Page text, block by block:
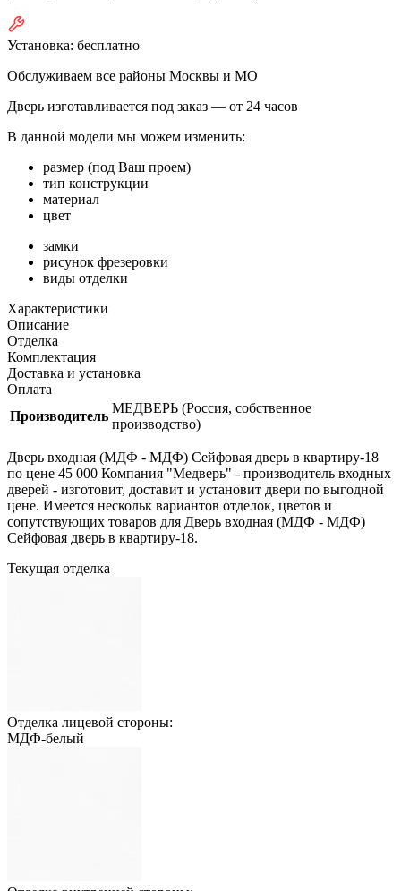
Установка: бесплатно
Обслуживаем все районы Москвы и МО
Дверь изготавливается под заказ — от 24 часов
В данной модели мы можем изменить:
размер (под Ваш проем)
тип конструкции
материал
цвет
замки
рисунок фрезеровки
виды отделки
Характеристики
Описание
Отделка
Комплектация
Доставка и установка
Оплата
Производитель
МЕДВЕРЬ (Россия, собственное
производство)
Дверь входная (МДФ - МДФ) Сейфовая дверь в квартиру-18
по цене 45 000 Компания "Медверь" - производитель входных
дверей - изготовит, доставит и установит двери по выгодной
цене. Имеется нескольк вариантов отделок, цветов и
сопутствующих товаров для Дверь входная (МДФ - МДФ)
Сейфовая дверь в квартиру-18.
Текущая отделка
Отделка лицевой стороны:
МДФ-белый